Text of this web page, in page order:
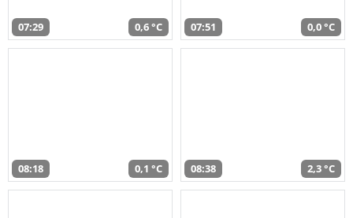
07:29 0,6 °C 07:51 0,0 °C
08:18 0,1 °C 08:38 2,3 °C